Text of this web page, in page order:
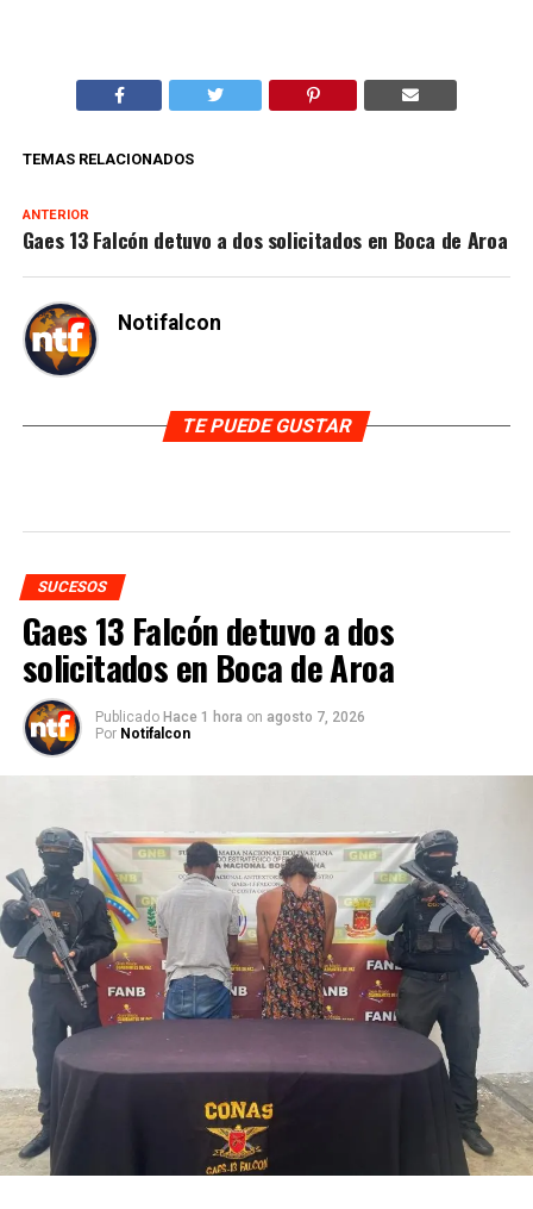
TEMAS RELACIONADOS
ANTERIOR
Gaes 13 Falcón detuvo a dos solicitados en Boca de Aroa
Notifalcon
TE PUEDE GUSTAR
SUCESOS
Gaes 13 Falcón detuvo a dos
solicitados en Boca de Aroa
Publicado Hace 1 hora on agosto 7, 2026
Por Notifalcon